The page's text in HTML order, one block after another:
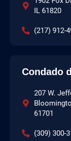
IL 61820
(217) 912-
Condado
207 W.
61701
(309) 300-